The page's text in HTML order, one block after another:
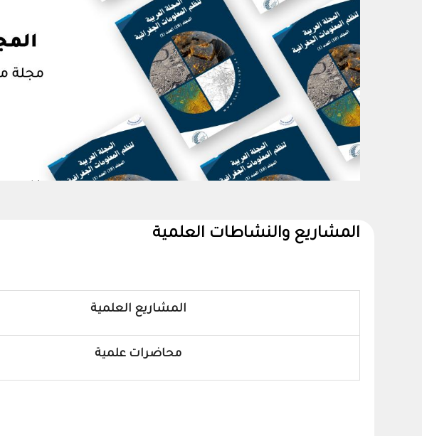
المشاريع والنشاطات العلمية
المشاريع العلمية
محاضرات علمية